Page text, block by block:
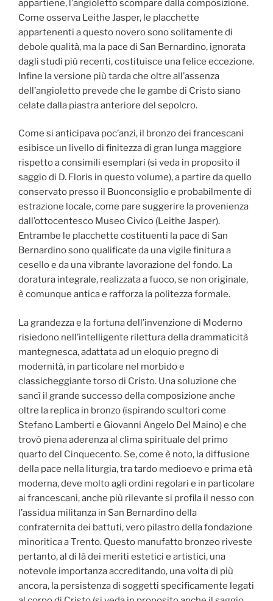
appartiene, l’angioletto scompare dalla composizione.
Come osserva Leithe Jasper, le placchette
appartenenti a questo novero sono solitamente di
debole qualità, ma la pace di San Bernardino, ignorata
dagli studi più recenti, costituisce una felice eccezione.
Infine la versione più tarda che oltre all’assenza
dell’angioletto prevede che le gambe di Cristo siano
celate dalla piastra anteriore del sepolcro.
Come si anticipava poc’anzi, il bronzo dei francescani
esibisce un livello di finitezza di gran lunga maggiore
rispetto a consimili esemplari (si veda in proposito il
saggio di D. Floris in questo volume), a partire da quello
conservato presso il Buonconsiglio e probabilmente di
estrazione locale, come pare suggerire la provenienza
dall’ottocentesco Museo Civico (Leithe Jasper).
Entrambe le placchette costituenti la pace di San
Bernardino sono qualificate da una vigile finitura a
cesello e da una vibrante lavorazione del fondo. La
doratura integrale, realizzata a fuoco, se non originale,
è comunque antica e rafforza la politezza formale.
La grandezza e la fortuna dell’invenzione di Moderno
risiedono nell’intelligente rilettura della drammaticità
mantegnesca, adattata ad un eloquio pregno di
modernità, in particolare nel morbido e
classicheggiante torso di Cristo. Una soluzione che
sancì il grande successo della composizione anche
oltre la replica in bronzo (ispirando scultori come
Stefano Lamberti e Giovanni Angelo Del Maino) e che
trovò piena aderenza al clima spirituale del primo
quarto del Cinquecento. Se, come è noto, la diffusione
della pace nella liturgia, tra tardo medioevo e prima età
moderna, deve molto agli ordini regolari e in particolare
ai francescani, anche più rilevante si profila il nesso con
l’assidua militanza in San Bernardino della
confraternita dei battuti, vero pilastro della fondazione
minoritica a Trento. Questo manufatto bronzeo riveste
pertanto, al di là dei meriti estetici e artistici, una
notevole importanza accreditando, una volta di più
ancora, la persistenza di soggetti specificamente legati